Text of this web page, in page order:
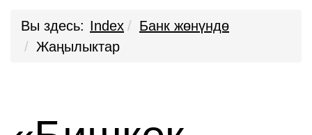
Вы здесь: Index
Банк жөнүндө
Жаңылыктар